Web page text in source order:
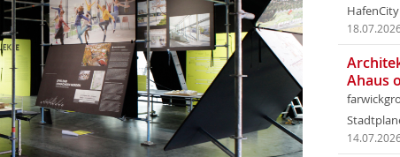
Ahaus